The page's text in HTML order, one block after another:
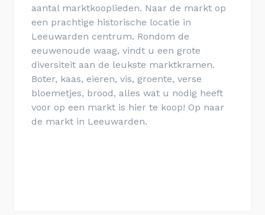
aantal marktkooplieden. Naar de markt op
een prachtige historische locatie in
Leeuwarden centrum. Rondom de
eeuwenoude waag, vindt u een grote
diversiteit aan de leukste marktkramen.
Boter, kaas, eieren, vis, groente, verse
bloemetjes, brood, alles wat u nodig heeft
voor op een markt is hier te koop! Op naar
de markt in Leeuwarden.